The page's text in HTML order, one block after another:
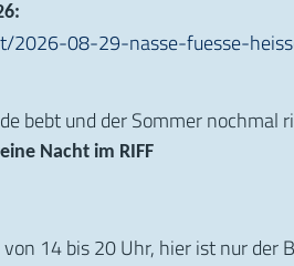
2026-08-29-nasse-fuesse-
bebt und der Sommer nochmal
Nacht im RIFF
14 bis 20 Uhr, hier ist nur der